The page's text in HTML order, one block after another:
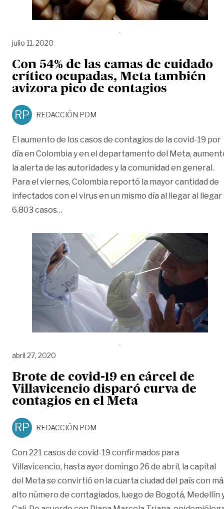
julio 11, 2020
Con 54% de las camas de cuidado
crítico ocupadas, Meta también
avizora pico de contagios
RP REDACCIÓN PDM
El aumento de los casos de contagios de la covid-19 por
día en Colombia y en el departamento del Meta,
la alerta de las autoridades y la comunidad en general.
Para el viernes, Colombia reportó la mayor cantidad de
infectados con el virus en un mismo día al llegar al llegar
6.803 casos…
abril 27, 2020
Brote de covid-19 en cárcel de
Villavicencio disparó curva de
contagios en el Meta
RP REDACCIÓN PDM
Con 221 casos de covid-19 confirmados para
Villavicencio, hasta ayer domingo 26 de abril, la capital
del Meta se convirtió en la cuarta ciudad del país con
alto número de contagiados, luego de Bogotá, Medellín